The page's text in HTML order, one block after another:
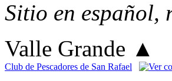
Sitio en español,
Valle Grande ▲
Club de Pescadores de San Rafael